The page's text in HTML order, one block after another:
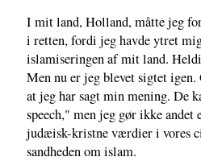
I mit land, Holland, måtte jeg
i retten, fordi jeg havde ytret
islamiseringen af mit land.
Men nu er jeg blevet sigtet igen.
at jeg har sagt min mening. De
speech," men jeg gør ikke andet
judæisk-kristne værdier i vores
sandheden om islam.